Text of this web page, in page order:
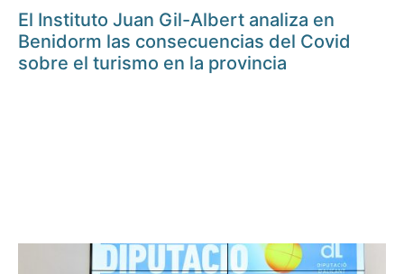
El Instituto Juan Gil-Albert analiza en
Benidorm las consecuencias del Covid
sobre el turismo en la provincia